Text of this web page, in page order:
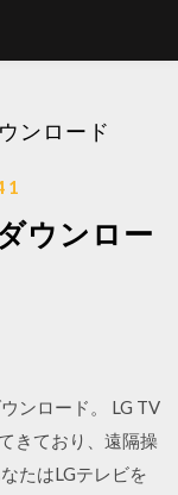
ンロード
ウンロー
ンロード。 LG TV
きており、遠隔操
たはLGテレビを